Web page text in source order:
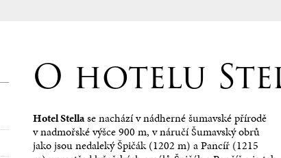
O hotelu
Hotel Stellase nachází v nádherné šumavské přírodě
v nadmořské výšce 900 m, v náručí Šumavský obrů
jako jsou nedaleký Špičák (1202 m) a Pancíř (1215